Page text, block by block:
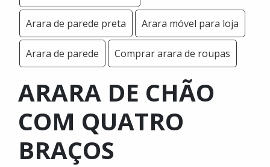
Arara de parede preta Arara móvel para loja
Arara de parede Comprar arara de roupas
ARARA DE CHÃO
COM QUATRO
BRAÇOS